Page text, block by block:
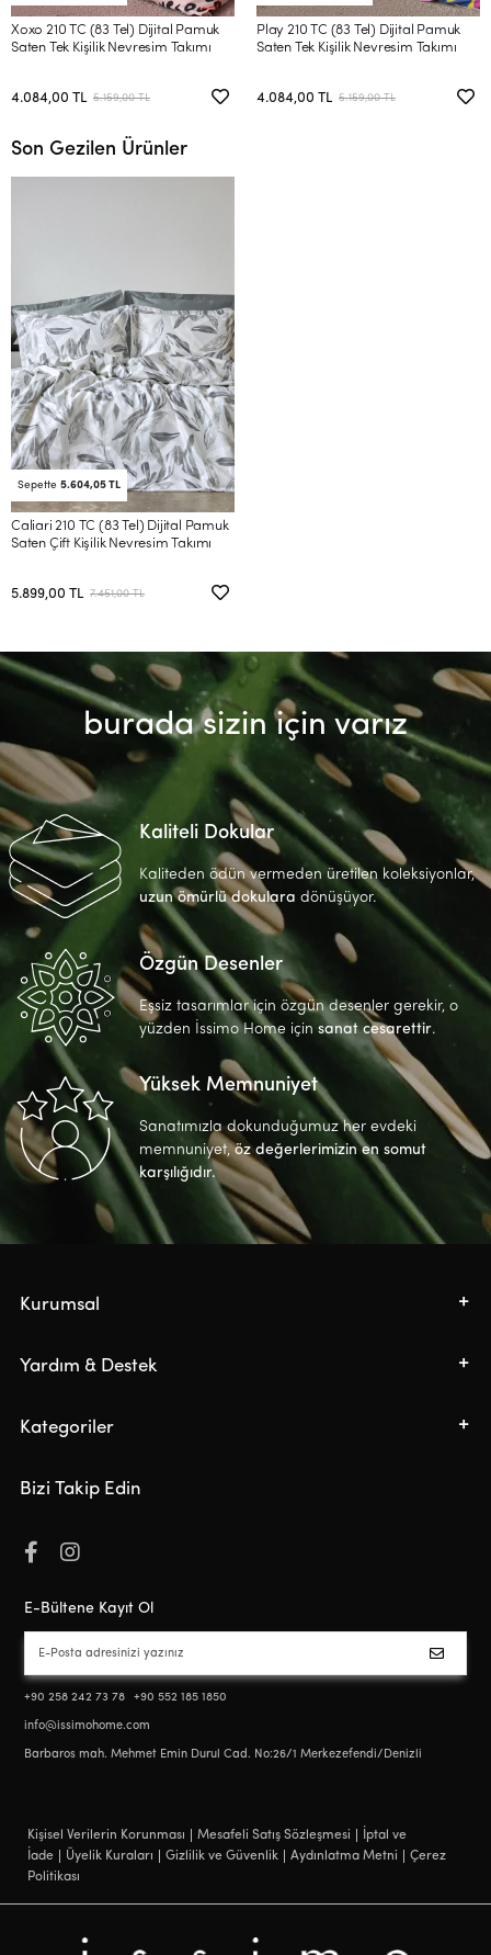
Xoxo 210 TC (83 Tel) Dijital Pamuk
Saten Tek Kişilik Nevresim Takımı
4.084,00 TL 5.159,00 TL
Play 210 TC (83 Tel) Dijital Pamuk
Saten Tek Kişilik Nevresim Takımı
4.084,00 TL 5.159,00 TL
Son Gezilen Ürünler
Sepette 5.604,05 TL
Caliari 210 TC (83 Tel) Dijital Pamuk
Saten Çift Kişilik Nevresim Takımı
5.899,00 TL 7.451,00 TL
burada sizin için varız
Kaliteli Dokular
Kaliteden ödün vermeden üretilen koleksiyonlar,
uzun ömürlü dokulara dönüşüyor.
Özgün Desenler
Eşsiz tasarımlar için özgün desenler gerekir, o
yüzden İssimo Home içinsanat cesarettir.
Yüksek Memnuniyet
Sanatımızla dokunduğumuz her evdeki
memnuniyet, öz değerlerimizin en somut
karşılığıdır.
Kurumsal
Yardım & Destek
Kategoriler
Bizi Takip Edin
E-Bültene Kayıt Ol
+90 258 242 73 78 +90 552 185 1850
info@issimohome.com
Barbaros mah. Mehmet Emin Durul Cad. No:26/1 Merkezefendi/Denizli
Kişisel Verilerin Korunması Mesafeli Satış Sözleşmesi
İptal ve
İade
Üyelik Kuraları Gizlilik ve Güvenlik Aydınlatma Metni
Çerez
Politikası